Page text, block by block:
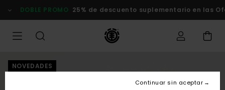
la
DOBLE PROMO 25% de descuento suplementario en las
NOVEDADES
Continuar sin aceptar